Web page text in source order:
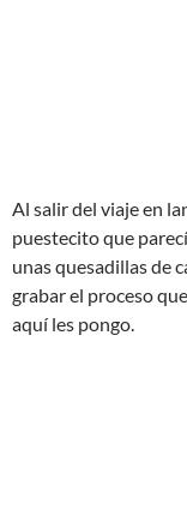
Al salir del viaje en
puestecito que
unas quesadillas de
grabar el proceso
aquí les pongo.